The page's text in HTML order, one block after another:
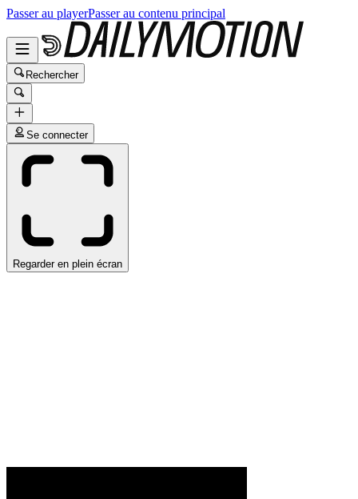
Passer au playerPasser au contenu principal
Rechercher
Se connecter
Regarder en plein écran